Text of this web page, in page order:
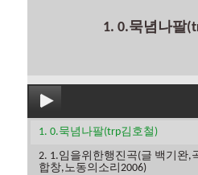
1. 0.묵념나팔
1. 0.묵념나팔(trp김호철)
2. 1.임을위한행진곡(글 백기완,
합창,노동의소리2006)